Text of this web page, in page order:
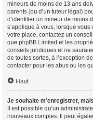
mineurs de moins de 13 ans
parents (ou d’un tuteur légal)
d’identifier un mineur de moins
s’applique à vous, lorsque
votre place, contactez un
que phpBB Limited et les
conseils juridiques et ne
de toutes sortes, à l’exception
contacter pour les abus ou les
Haut
Je souhaite m’enregistrer,
Il est possible qu’un
nouveaux comptes. Il peut